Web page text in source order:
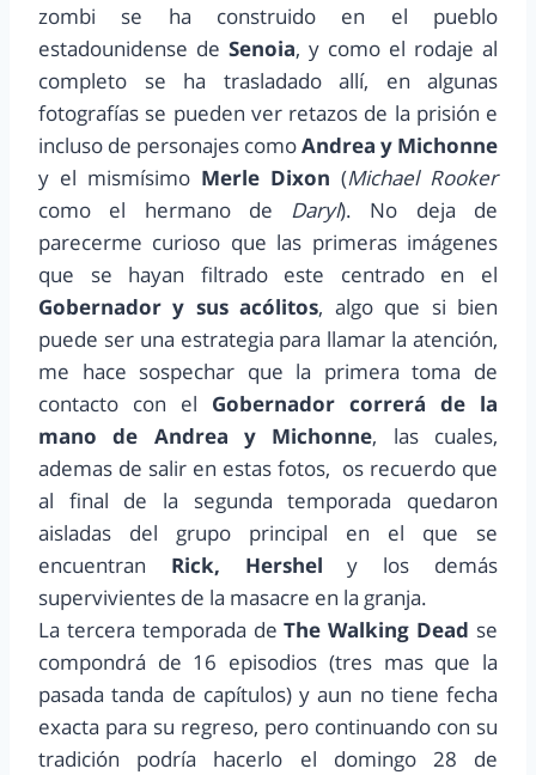
zombi se ha construido en el pueblo
estadounidense de Senoia, y como el rodaje al
completo se ha trasladado allí, en algunas
fotografías se pueden ver retazos de la prisión e
incluso de personajes comoAndrea y Michonne
y el mismísimo Merle Dixon (Michael Rooker
como el hermano de Daryl). No deja de
parecerme curioso que las primeras imágenes
que se hayan filtrado este centrado en el
Gobernador y sus acólitos, algo que si bien
puede ser una estrategia para llamar la atención,
me hace sospechar que la primera toma de
contacto con el Gobernador correrá de la
mano de Andrea y Michonne, las cuales,
ademas de salir en estas fotos, os recuerdo que
al final de la segunda temporada quedaron
aisladas del grupo principal en el que se
encuentran Rick, Hershel y los demás
supervivientes de la masacre en la granja.
La tercera temporada deThe Walking Dead se
compondrá de 16 episodios (tres mas que la
pasada tanda de capítulos) y aun no tiene fecha
exacta para su regreso, pero continuando con su
tradición podría hacerlo el domingo 28 de